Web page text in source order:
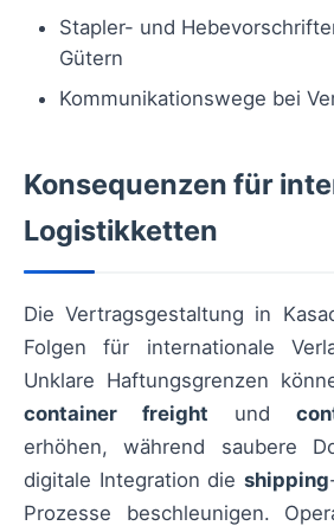
Stapler- und
Gütern
Kommunikationswege bei
Konsequenzen für
Logistikketten
Die Vertragsgestaltung in
Folgen für internationale
Unklare Haftungsgrenzen
container freight und
erhöhen, während saubere
digitale Integration die shipping
Prozesse beschleunigen.